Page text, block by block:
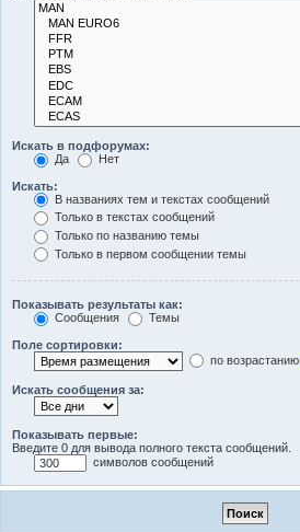
Искать в подфорумах:
Да
Нет
Искать:
В названиях тем и текстах сообщений
Только в текстах сообщений
Только по названию темы
Только в первом сообщении темы
Показывать результаты как:
Сообщения
Темы
Поле сортировки:
по возрастанию
Искать сообщения за:
Показывать первые:
Введите 0 для вывода полного текста сообщений.
символов сообщений